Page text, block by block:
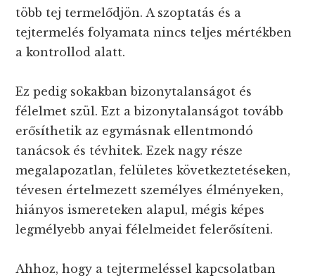
több tej termelődjön. A szoptatás és a
tejtermelés folyamata nincs teljes mértékben
a kontrollod alatt.
Ez pedig sokakban bizonytalanságot és
félelmet szül. Ezt a bizonytalanságot tovább
erősíthetik az egymásnak ellentmondó
tanácsok és tévhitek. Ezek nagy része
megalapozatlan, felületes következtetéseken,
tévesen értelmezett személyes élményeken,
hiányos ismereteken alapul, mégis képes
legmélyebb anyai félelmeidet felerősíteni.
Ahhoz, hogy a tejtermeléssel kapcsolatban